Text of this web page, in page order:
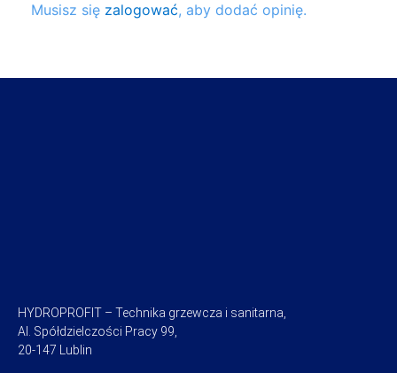
Musisz się zalogować, aby dodać opinię.
HYDROPROFIT – Technika grzewcza i sanitarna,
Al. Spółdzielczości Pracy 99,
20-147 Lublin